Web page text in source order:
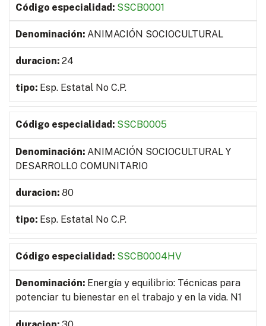
SSCB0001
ANIMACIÓN SOCIOCULTURAL
24
Esp. Estatal No C.P.
SSCB0005
ANIMACIÓN SOCIOCULTURAL Y
DESARROLLO COMUNITARIO
80
Esp. Estatal No C.P.
SSCB0004HV
Energía y equilibrio: Técnicas para
potenciar tu bienestar en el trabajo y en la vida. N1